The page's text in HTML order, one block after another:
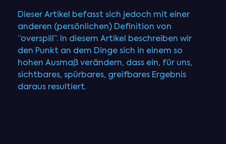
Dieser Artikel befasst sich jedoch mit einer
anderen (persönlichen) Definition von
“overspill”. In diesem Artikel beschreiben wir
den Punkt an dem Dinge sich in einem so
hohen Ausmaß verändern, dass ein, für uns,
sichtbares, spürbares, greifbares Ergebnis
daraus resultiert.